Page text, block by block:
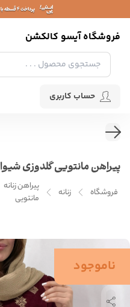
فروشگاه آیسو کالکشن
حساب کاربری
پیراهن مانتویی گلدوزی شیوا
فروشگاه زنانه
پیراهن زنانه
مانتویی
ناموجود